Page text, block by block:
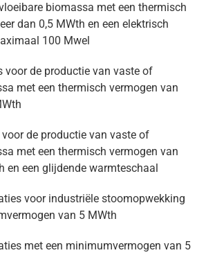
biomassa met een thermisch
dan 0,5 MWth en een elektrisch
100 Mwel
voor de productie van vaste of
met een thermisch vermogen van
de productie van vaste of
met een thermisch vermogen van
en een glijdende warmteschaal
voor industriële stoomopwekking
van 5 MWth
met een minimumvermogen van 5